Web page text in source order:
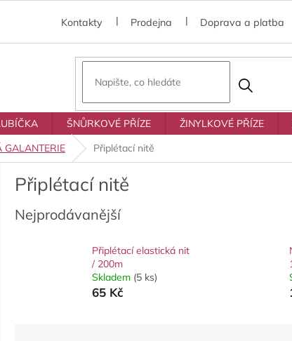
Kontakty Prodejna Doprava a platba
ŠNŮRKOVÉ PŘÍZE ŽINYLKOVÉ PŘÍZE
GALANTERIE Připlétací nitě
Připlétací nitě
Nejprodávanější
Připlétací elastická nit
/ 200m
Skladem (5 ks)
65 Kč